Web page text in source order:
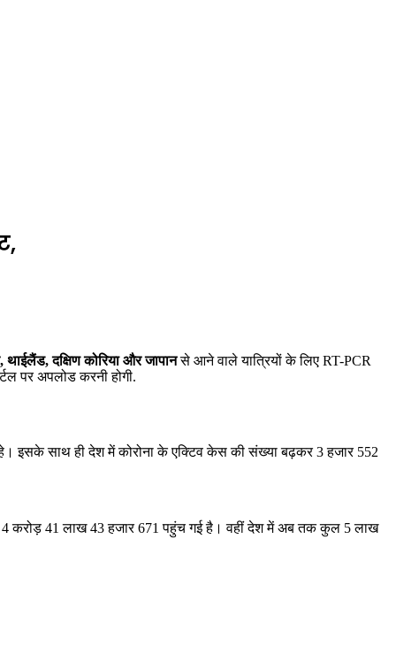
थाईलैंड, दक्षिण कोरिया और जापानसे आने वाले यात्रियों के लिए RT-PCR
पर अपलोड करनी होगी.
इसके साथ ही देश में कोरोना के एक्टिव केस की संख्या बढ़कर 3 हजार 552
4 करोड़ 41 लाख 43 हजार 671 पहुंच गई है। वहीं देश में अब तक कुल 5 लाख